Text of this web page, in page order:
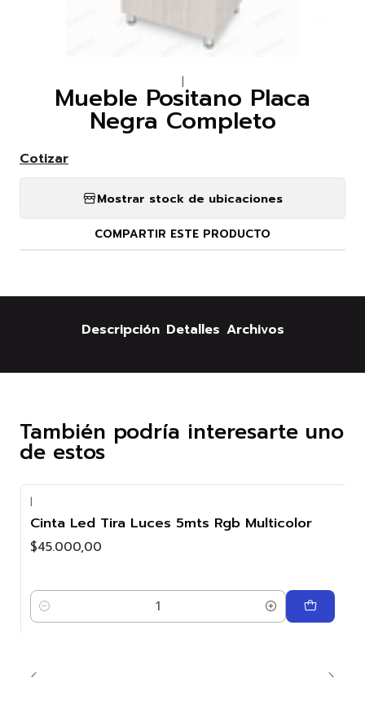
|
Mueble Positano Placa
Negra Completo
Cotizar
Mostrar stock de ubicaciones
COMPARTIR ESTE PRODUCTO
Descripción Detalles Archivos
También podría interesarte uno
de estos
|
Cinta Led Tira Luces 5mts Rgb Multicolor
$45.000,00
Cantidad